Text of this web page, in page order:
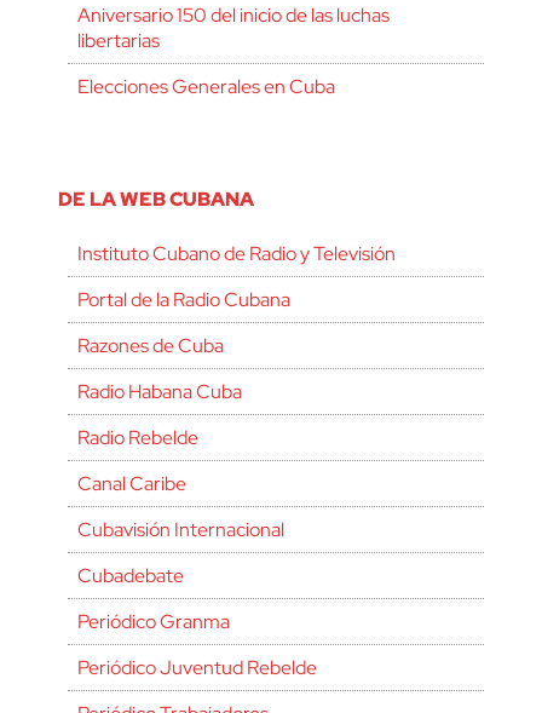
Aniversario 150 del inicio de las luchas
libertarias
Elecciones Generales en Cuba
DE LA WEB CUBANA
Instituto Cubano de Radio y Televisión
Portal de la Radio Cubana
Razones de Cuba
Radio Habana Cuba
Radio Rebelde
Canal Caribe
Cubavisión Internacional
Cubadebate
Periódico Granma
Periódico Juventud Rebelde